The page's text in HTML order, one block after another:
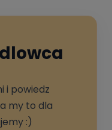
i powiedz
my to dla
:)